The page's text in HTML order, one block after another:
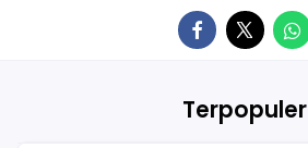
Terpopuler